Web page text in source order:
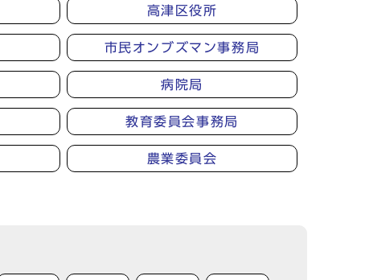
高津区役所
市民オンブズマン事務局
病院局
教育委員会事務局
農業委員会